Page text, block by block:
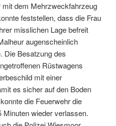
dem Mehrzweckfahrzeug
feststellen, dass die Frau
misslichen Lage befreit
augenscheinlich
Die Besatzung des
Rüstwagens
mit einer
es sicher auf den Boden
die Feuerwehr die
wieder verlassen.